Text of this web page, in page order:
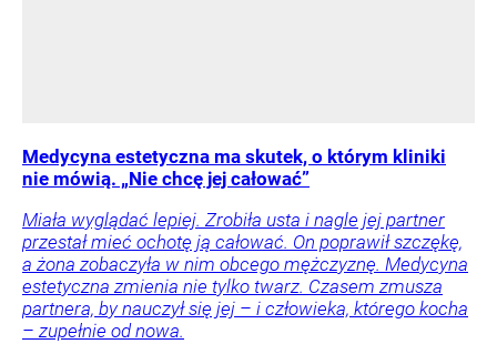
Medycyna estetyczna ma skutek, o którym kliniki
nie mówią. „Nie chcę jej całować”
Miała wyglądać lepiej. Zrobiła usta i nagle jej partner
przestał mieć ochotę ją całować. On poprawił szczękę,
a żona zobaczyła w nim obcego mężczyznę. Medycyna
estetyczna zmienia nie tylko twarz. Czasem zmusza
partnera, by nauczył się jej – i człowieka, którego kocha
– zupełnie od nowa.